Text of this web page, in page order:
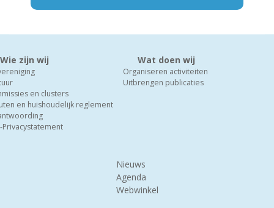
Wie zijn wij
en clusters
en huishoudelijk reglement
Privacystatement
Wat doen wij
Organiseren activiteiten
Uitbrengen publicaties
Nieuws
Agenda
Webwinkel